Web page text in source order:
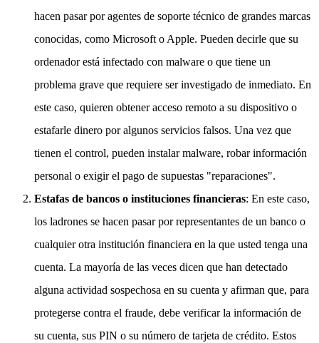
hacen pasar por agentes de soporte técnico de grandes marcas
conocidas, como Microsoft o Apple. Pueden decirle que su
ordenador está infectado con malware o que tiene un
problema grave que requiere ser investigado de inmediato. En
este caso, quieren obtener acceso remoto a su dispositivo o
estafarle dinero por algunos servicios falsos. Una vez que
tienen el control, pueden instalar malware, robar información
personal o exigir el pago de supuestas "reparaciones".
Estafas de bancos o instituciones financieras: En este caso,
los ladrones se hacen pasar por representantes de un banco o
cualquier otra institución financiera en la que usted tenga una
cuenta. La mayoría de las veces dicen que han detectado
alguna actividad sospechosa en su cuenta y afirman que, para
protegerse contra el fraude, debe verificar la información de
su cuenta, sus PIN o su número de tarjeta de crédito. Estos